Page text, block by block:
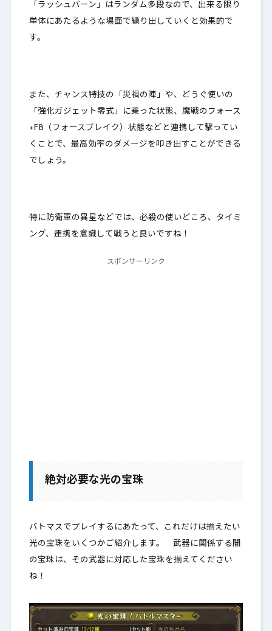
「ラッシュバーン」はランダム多段なので、出来る限り
単体にあたるような場面で繰り出していくと効果的で
す。
また、チャンス特技の「災禍の陣」や、どうぐ使いの
「強化ガジェット零式」に乗った状態、魔戦のフォース
+FB（フォースブレイク）状態などと連携して撃ってい
くことで、最高効率のダメージを叩き出すことができる
でしょう。
特に防衛軍の異星などでは、必殺の使いどころ、タイミ
ング、連携を意識して戦うと良いですね！
スポンサーリンク
絶対必要な光の宝珠
バトマスでプレイするにあたって、これだけは揃えたい
光の宝珠をいくつかご紹介します。 武器に関係する闇
の宝珠は、その武器に対応した宝珠を揃えてください
ね！